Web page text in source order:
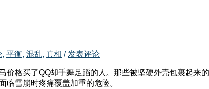
, 平衡, 混乱, 真相 / 发表评论
价格买了QQ却手舞足蹈的人。那些被坚硬外壳包裹起来的
临雪崩时疼痛覆盖加重的危险。